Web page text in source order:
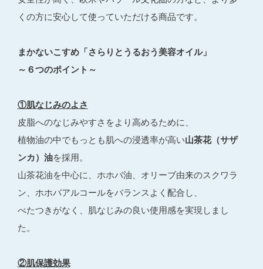
くの方に安心して使っていただける商品です。
まかないこすめ「さらりとうるおう美容オイル」
～６つのポイント～
①肌なじみのよさ
皮脂へのなじみやすさをより高めるために、
植物油の中でもっとも肌への浸透率が高い山茶花（サザ
ンカ）油を採用。
山茶花油を中心に、ホホバ油、オリーブ由来のスクワラ
ン、ホホバアルコールをバランスよく配合し、
べたつきがなく、肌なじみの良い使用感を実現しまし
た。
②肌保護効果